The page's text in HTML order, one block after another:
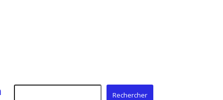
Rechercher
Rechercher